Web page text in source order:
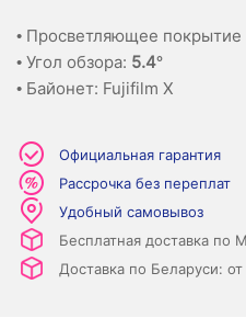
• Просветляющее покрытие
• Угол обзора: 5.4°
• Байонет: Fujifilm X
Официальная гарантия
Рассрочка без переплат
Удобный самовывоз
Бесплатная доставка по
Доставка по Беларуси: от